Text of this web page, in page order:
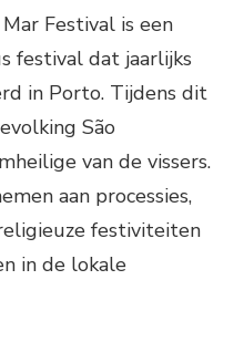
Festival is een
festival dat jaarlijks
in Porto. Tijdens dit
São
van de vissers.
aan processies,
festiviteiten
in de lokale